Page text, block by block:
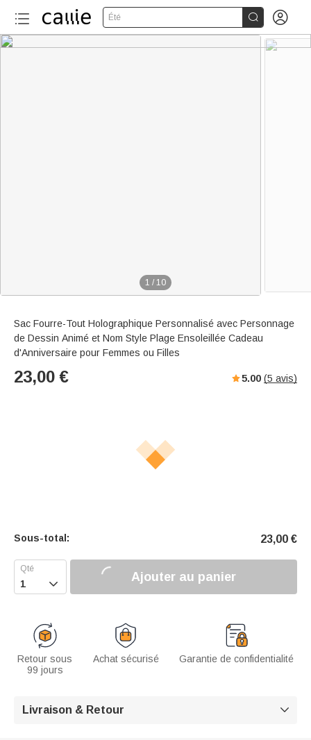
Été  
1 / 10
Sac Fourre-Tout Holographique Personnalisé avec Personnage
de Dessin Animé et Nom Style Plage Ensoleillée Cadeau
d'Anniversaire pour Femmes ou Filles
23,00 € 5.00 (5 avis)
Sous-total: 23,00 €
 Ajouter au panier
Retour sous
99 jours
Achat sécurisé Garantie de confidentialité
Livraison & Retour 